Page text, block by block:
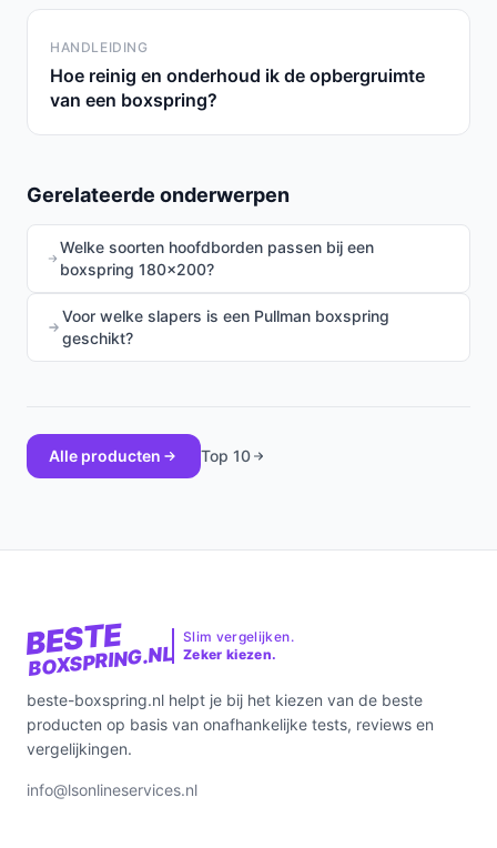
HANDLEIDING
Hoe reinig en onderhoud ik de opbergruimte
van een boxspring?
Gerelateerde onderwerpen
Welke soorten hoofdborden passen bij een
boxspring 180x200?
Voor welke slapers is een Pullman boxspring
geschikt?
Alle producten Top 10
BESTE
BOXSPRING.NL
Slim vergelijken.
Zeker kiezen.
beste-boxspring.nl helpt je bij het kiezen van de beste
producten op basis van onafhankelijke tests, reviews en
vergelijkingen.
info@lsonlineservices.nl